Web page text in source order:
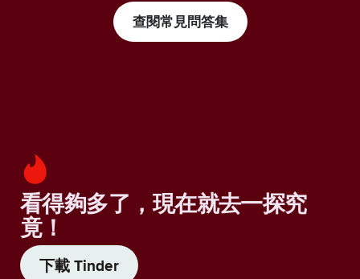
查閱常見問答集
看得夠多了，現在就去一探究
竟！
下載 Tinder